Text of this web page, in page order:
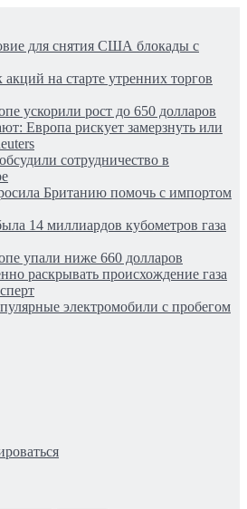
для снятия США блокады с
на старте утренних торгов
ускорили рост до 650 долларов
Европа рискует замерзнуть или
сотрудничество в
Британию помочь с импортом
14 миллиардов кубометров газа
упали ниже 660 долларов
раскрывать происхождение газа
электромобили с пробегом